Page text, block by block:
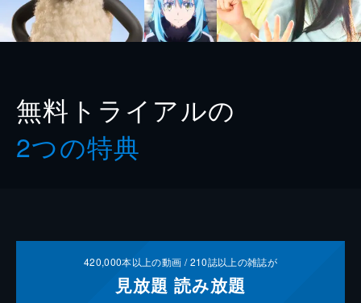
無料トライアルの
2つの特典
420,000本以上の動画 /210誌以上の雑誌が
見放題 読み放題